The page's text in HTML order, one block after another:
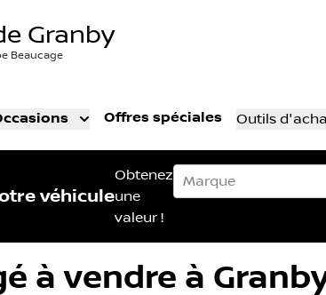
Granby
Beaucage
Offres spéciales Outils
véhicule
Obtenez
une
valeur !
Marque
à vendre à